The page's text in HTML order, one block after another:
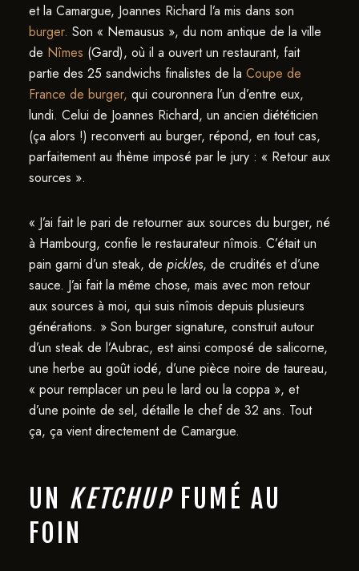
et la Camargue, Joannes Richard l’a mis dans son
burger. Son « Nemausus », du nom antique de la ville
de Nîmes (Gard), où il a ouvert un restaurant, fait
partie des 25 sandwichs finalistes de la Coupe de
France de burger, qui couronnera l’un d’entre eux,
lundi. Celui de Joannes Richard, un ancien diététicien
(ça alors !) reconverti au burger, répond, en tout cas,
parfaitement au thème imposé par le jury : « Retour aux
sources ».
« J’ai fait le pari de retourner aux sources du burger, né
à Hambourg, confie le restaurateur nîmois. C’était un
pain garni d’un steak, de pickles, de crudités et d’une
sauce. J’ai fait la même chose, mais avec mon retour
aux sources à moi, qui suis nîmois depuis plusieurs
générations. » Son burger signature, construit autour
d’un steak de l’Aubrac, est ainsi composé de salicorne,
une herbe au goût iodé, d’une pièce noire de taureau,
« pour remplacer un peu le lard ou la coppa », et
d’une pointe de sel, détaille le chef de 32 ans. Tout
ça, ça vient directement de Camargue.
UN KETCHUPFUMÉ AU
FOIN